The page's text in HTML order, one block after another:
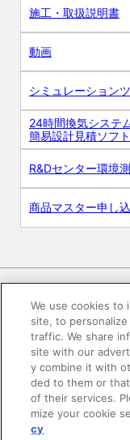
施工・取扱説明書
動画
シミュレーション
24時間換気システ
簡易設計見積ソフト
R&Dセンター環境
商品マスター申し
電子公告
プ
SNSコミュニテ
We use cookies to
site, to
traffic. We share
site with our
y combine it with
ded to them or
of their services.
mize your cookie
cy